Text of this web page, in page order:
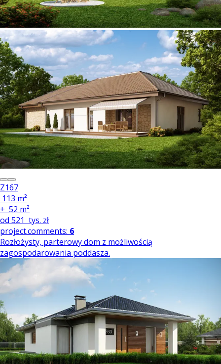
Z167
113 m²
+ 52 m²
od 521 tys. zł
project.comments: 6
Rozłożysty, parterowy dom z możliwością
zagospodarowania poddasza.